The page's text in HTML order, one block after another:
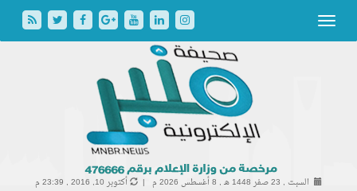
السبت , 23 صفر 1448 هـ , 8 أغسطس 2026 م | أكتوبر 10, 2016 , 23:39 م